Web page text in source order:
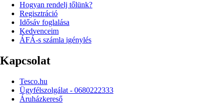
Hogyan rendelj tőlünk?
Regisztráció
Idősáv foglalása
Kedvenceim
ÁFÁ-s számla igénylés
Kapcsolat
Tesco.hu
Ügyfélszolgálat - 0680222333
Áruházkereső